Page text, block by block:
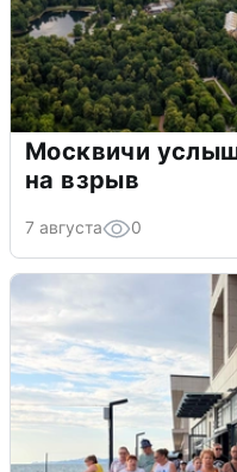
Москвичи
на взрыв
7 августа 0